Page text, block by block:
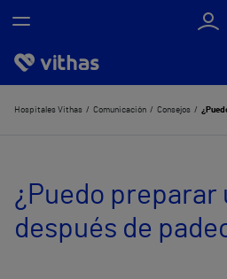
Nosotros
Servicios de salud
Equipo médico y asistencial
Hospitales Vithas Comunicación Consejos
¿Puedo preparar
después de